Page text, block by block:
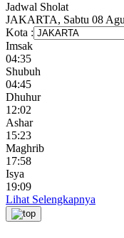
Jadwal Sholat
JAKARTA, Sabtu 08
Kota :
Imsak
04:35
Shubuh
04:45
Dhuhur
12:02
Ashar
15:23
Maghrib
17:58
Isya
19:09
Lihat Selengkapnya